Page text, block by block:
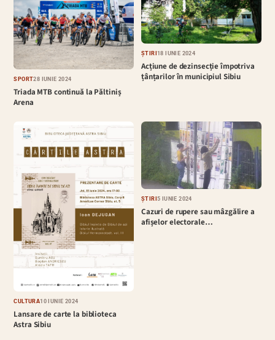
SPORT28 IUNIE 2024
Triada MTB continuă la Păltiniș
Arena
ȘTIRI18 IUNIE 2024
Acțiune de dezinsecție împotriva
țânțarilor în municipiul Sibiu
CULTURĂ10 IUNIE 2024
Lansare de carte la biblioteca
Astra Sibiu
ȘTIRI5 IUNIE 2024
Cazuri de rupere sau mâzgălire a
afișelor electorale…